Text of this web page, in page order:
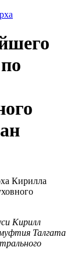
Кирилл
Талгата